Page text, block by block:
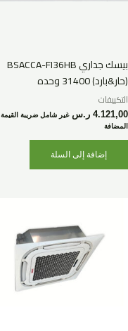
بيسك جداري BSACCA-FI36HB
(حار&بارد) 31400 وحده
التكييفات
4.121,00 ر.س غير شامل ضريبة القيمة
المضافة
إضافة إلى السلة